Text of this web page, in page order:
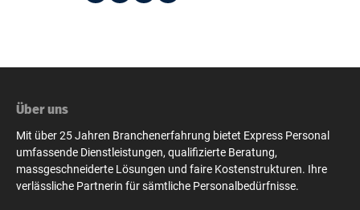
Über uns
Mit über 25 Jahren Branchenerfahrung bietet Express Personal
umfassende Dienstleistungen, qualifizierte Beratung,
massgeschneiderte Lösungen und faire Kostenstrukturen. Ihre
verlässliche Partnerin für sämtliche Personalbedürfnisse.